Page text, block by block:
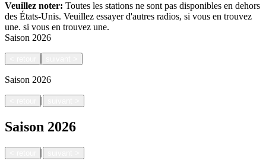
Veuillez noter: Toutes les stations ne sont pas disponibles en dehors
des États-Unis. Veuillez essayer d'autres radios, si vous en trouvez
une. si vous en trouvez une.
Saison 2026
Saison 2026
|
Saison 2026
|